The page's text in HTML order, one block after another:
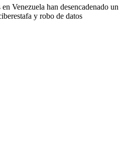
Venezuela han desencadenado un
y robo de datos